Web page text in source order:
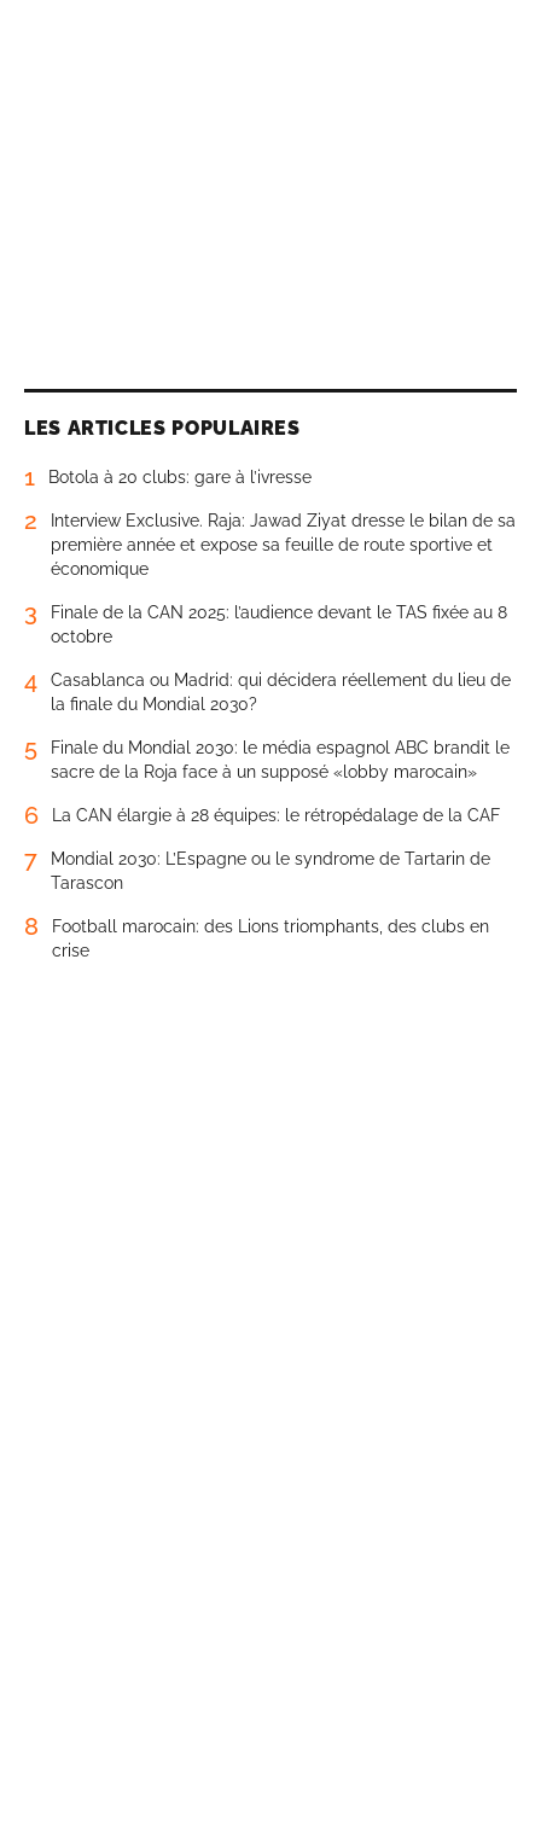
LES ARTICLES POPULAIRES
1 Botola à 20 clubs: gare à l’ivresse
2
Interview Exclusive. Raja: Jawad Ziyat dresse le bilan de sa
première année et expose sa feuille de route sportive et
économique
3
Finale de la CAN 2025: l’audience devant le TAS fixée au 8
octobre
4
Casablanca ou Madrid: qui décidera réellement du lieu de
la finale du Mondial 2030?
5
Finale du Mondial 2030: le média espagnol ABC brandit le
sacre de la Roja face à un supposé «lobby marocain»
6 La CAN élargie à 28 équipes: le rétropédalage de la CAF
7
Mondial 2030: L’Espagne ou le syndrome de Tartarin de
Tarascon
8
Football marocain: des Lions triomphants, des clubs en
crise